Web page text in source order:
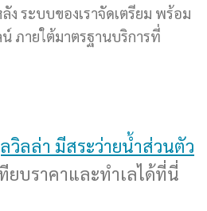
ระบบของเราจัดเตรียม พร้อม
ภายใต้มาตรฐานบริการที่
ลล่า มีสระว่ายน้ำส่วนตัว
ยบราคาและทำเลได้ที่นี่